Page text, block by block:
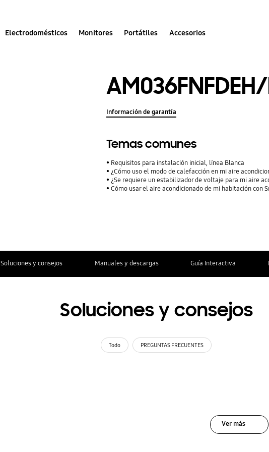
Electrodomésticos Monitores Portátiles Accesorios
Información de garantía
Temas comunes
Requisitos para instalación inicial, línea Blanca
¿Cómo uso el modo de calefacción en mi aire
¿Se requiere un estabilizador de voltaje para mi aire
Cómo usar el aire acondicionado de mi habitación con
Soluciones y consejos Manuales y descargas Guía Interactiva
Soluciones y consejos
Todo PREGUNTAS FRECUENTES
Ver más